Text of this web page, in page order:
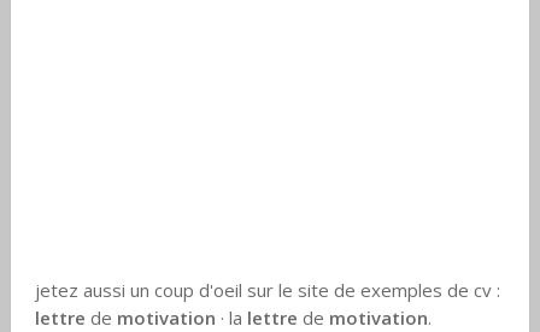
jetez aussi un coup d'oeil sur le site de exemples de cv :
lettre de motivation · la lettre de motivation.